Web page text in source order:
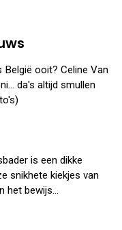
België ooit? Celine Van
da's altijd smullen
is een dikke
snikhete kiekjes van
het bewijs...